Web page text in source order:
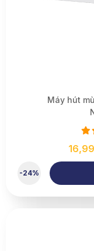
Máy hút
-24%